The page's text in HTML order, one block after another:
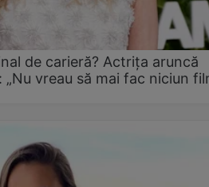
de carieră? Actrița aruncă
vreau să mai fac niciun